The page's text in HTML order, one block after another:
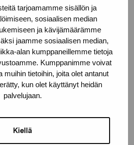
tarjoamamme sisällön ja
sosiaalisen median
ja kävijämäärämme
jaamme sosiaalisen median,
alan kumppaneillemme tietoja
Kumppanimme voivat
muihin tietoihin, joita olet antanut
kun olet käyttänyt heidän
palvelujaan.
Kiellä